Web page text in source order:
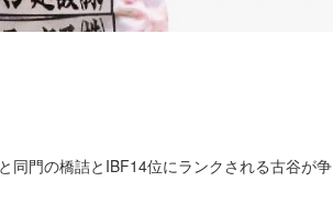
同門の橋詰とIBF14位にランクされる古谷が争